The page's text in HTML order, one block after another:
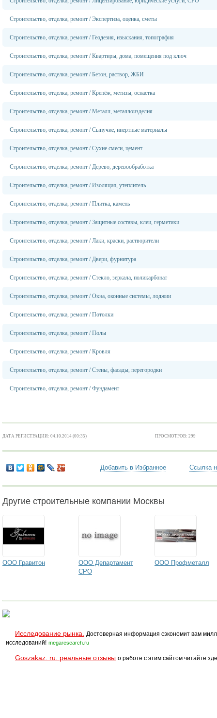
Строительство, отделка, ремонт /Экспертиза, оценка, сметы
Строительство, отделка, ремонт /Геодезия, изыскания, топография
Строительство, отделка, ремонт /Квартиры, дома, помещения под ключ
Строительство, отделка, ремонт /Бетон, раствор, ЖБИ
Строительство, отделка, ремонт /Крепёж, метизы, оснастка
Строительство, отделка, ремонт /Металл, металлоизделия
Строительство, отделка, ремонт /Сыпучие, инертные материалы
Строительство, отделка, ремонт /Сухие смеси, цемент
Строительство, отделка, ремонт /Дерево, деревообработка
Строительство, отделка, ремонт /Изоляция, утеплитель
Строительство, отделка, ремонт /Плитка, камень
Строительство, отделка, ремонт /Защитные составы, клеи, герметики
Строительство, отделка, ремонт /Лаки, краски, растворители
Строительство, отделка, ремонт /Двери, фурнитура
Строительство, отделка, ремонт /Стекло, зеркала, поликарбонат
Строительство, отделка, ремонт /Окна, оконные системы, лоджии
Строительство, отделка, ремонт /Потолки
Строительство, отделка, ремонт /Полы
Строительство, отделка, ремонт /Кровля
Строительство, отделка, ремонт /Стены, фасады, перегородки
Строительство, отделка, ремонт /Фундамент
ДАТА РЕГИСТРАЦИИ: 04.10.2014 (00:35) ПРОСМОТРОВ: 299
Добавить в Избранное Ссылка
Другие строительные компании Москвы
ООО Гравитон
ООО Департамент
СРО
ООО Профметалл
Исследование рынка.
Достоверная информация сэкономит вам
исследований! megaresearch.ru
Goszakaz. ru: реальные отзывы о работе с этим сайтом читайте